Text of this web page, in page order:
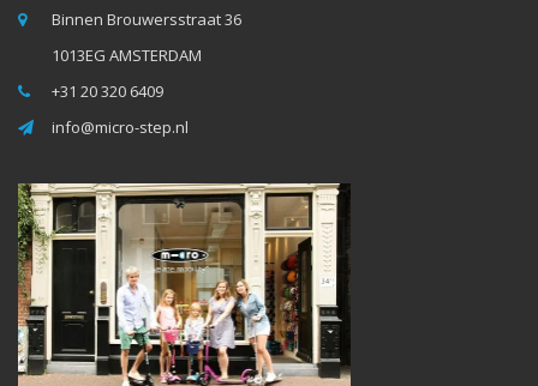
Binnen Brouwersstraat 36
1013EG AMSTERDAM
+31 20 320 6409
info@micro-step.nl